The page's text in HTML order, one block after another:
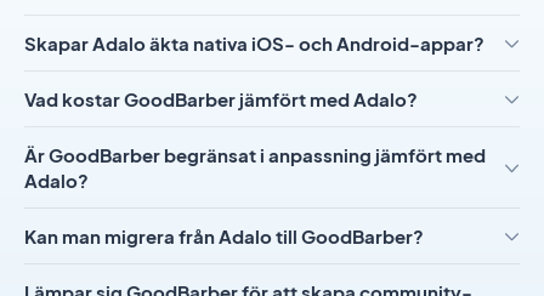
Skapar Adalo äkta nativa iOS- och Android-appar?
Vad kostar GoodBarber jämfört med Adalo?
Är GoodBarber begränsat i anpassning jämfört med
Adalo?
Kan man migrera från Adalo till GoodBarber?